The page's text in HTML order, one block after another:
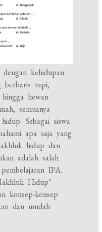
kehidupan.
rapi,
hewan
semuanya
Sebagai siswa
apa saja yang
hidup dan
adalah salah
IPA.
Hidup"
konsep-konsep
dan mudah